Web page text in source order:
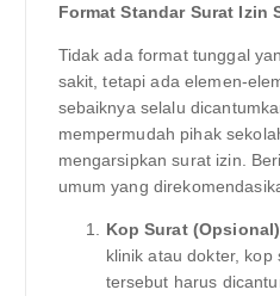
Format Standar Surat Izin
Tidak ada format tunggal
sakit, tetapi ada elemen-
sebaiknya selalu
mempermudah pihak
mengarsipkan surat izin.
umum yang
Kop Surat
klinik atau dokter,
tersebut harus